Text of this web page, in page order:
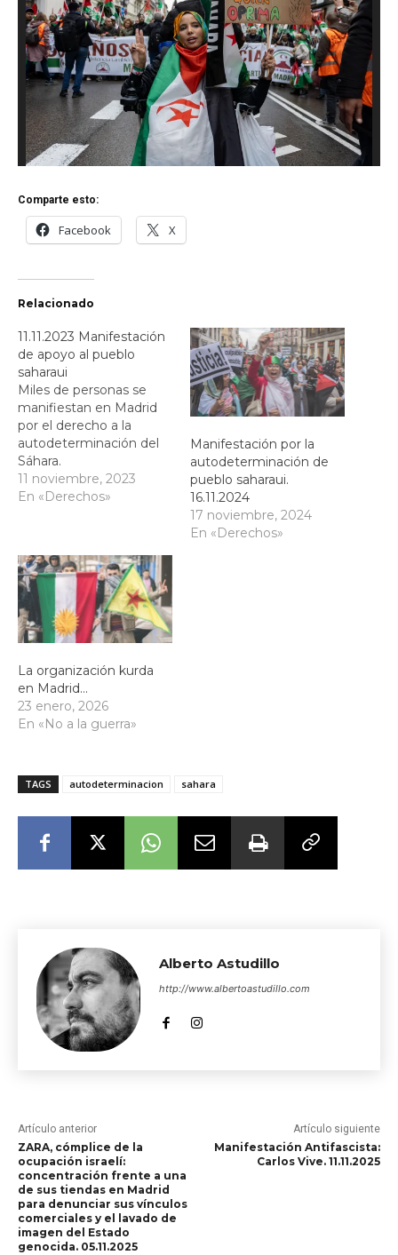
Comparte esto:
Facebook X
Relacionado
11.11.2023 Manifestación
de apoyo al pueblo
saharaui
Miles de personas se
manifiestan en Madrid
por el derecho a la
autodeterminación del
Sáhara.
11 noviembre, 2023
En «Derechos»
Manifestación por la
autodeterminación de
pueblo saharaui.
16.11.2024
17 noviembre, 2024
En «Derechos»
La organización kurda
en Madrid…
23 enero, 2026
En «No a la guerra»
TAGS autodeterminacion sahara
Alberto Astudillo
http://www.albertoastudillo.com
Artículo anterior
ZARA, cómplice de la
ocupación israelí:
concentración frente a una
de sus tiendas en Madrid
para denunciar sus vínculos
comerciales y el lavado de
imagen del Estado
genocida. 05.11.2025
Artículo siguiente
Manifestación Antifascista:
Carlos Vive. 11.11.2025